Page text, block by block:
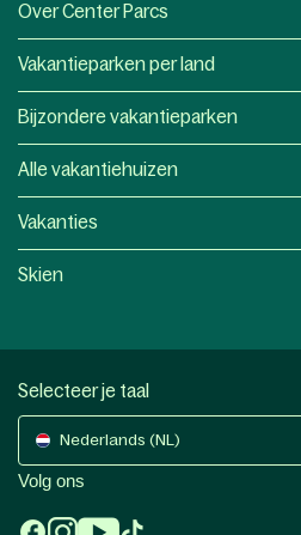
Over Center Parcs
Vakantieparken per land
Bijzondere vakantieparken
Alle vakantiehuizen
Vakanties
Skien
Selecteer je taal
Nederlands (NL)
Volg ons